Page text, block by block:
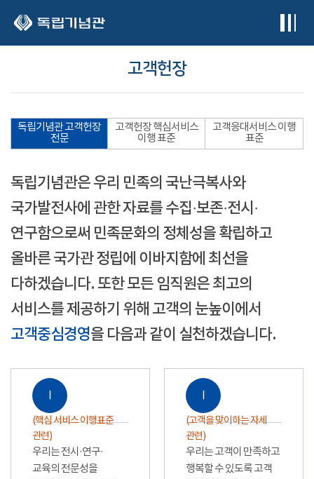
고객헌장
독립기념관 고객헌장
전문
고객헌장 핵심서비스
이행 표준
고객응대서비스 이행
표준
독립기념관은 우리 민족의 국난극복사와
국가발전사에 관한 자료를 수집·보존·전시·
연구함으로써 민족문화의 정체성을 확립하고
올바른 국가관 정립에 이바지함에 최선을
다하겠습니다. 또한 모든 임직원은 최고의
서비스를 제공하기 위해 고객의 눈높이에서
고객중심경영을 다음과 같이 실천하겠습니다.
Ⅰ
(핵심 서비스 이행표준
관련)
우리는 전시·연구·
교육의 전문성을
Ⅰ
(고객을 맞이하는 자세
관련)
우리는 고객이 만족하고
행복할 수 있도록 고객